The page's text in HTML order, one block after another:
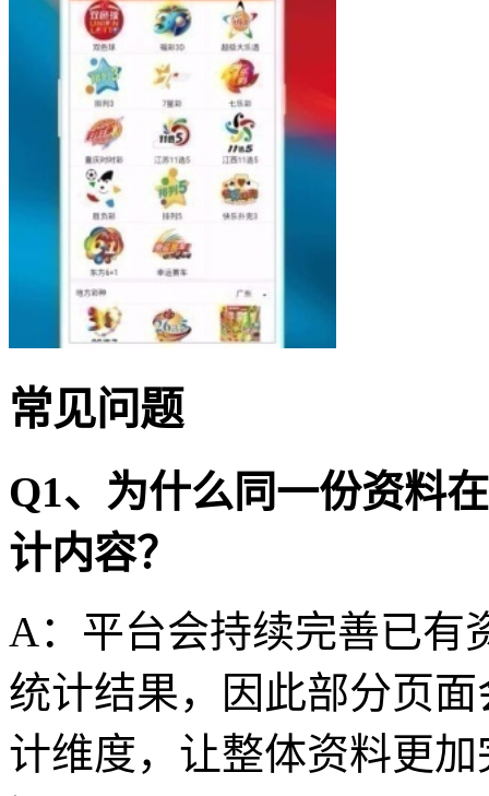
常见问题
Q1、为什么同一份资料
计内容？
A：平台会持续完善已有
统计结果，因此部分页
计维度，让整体资料更